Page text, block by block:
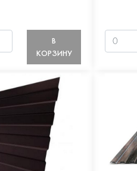
В
КОРЗИНУ